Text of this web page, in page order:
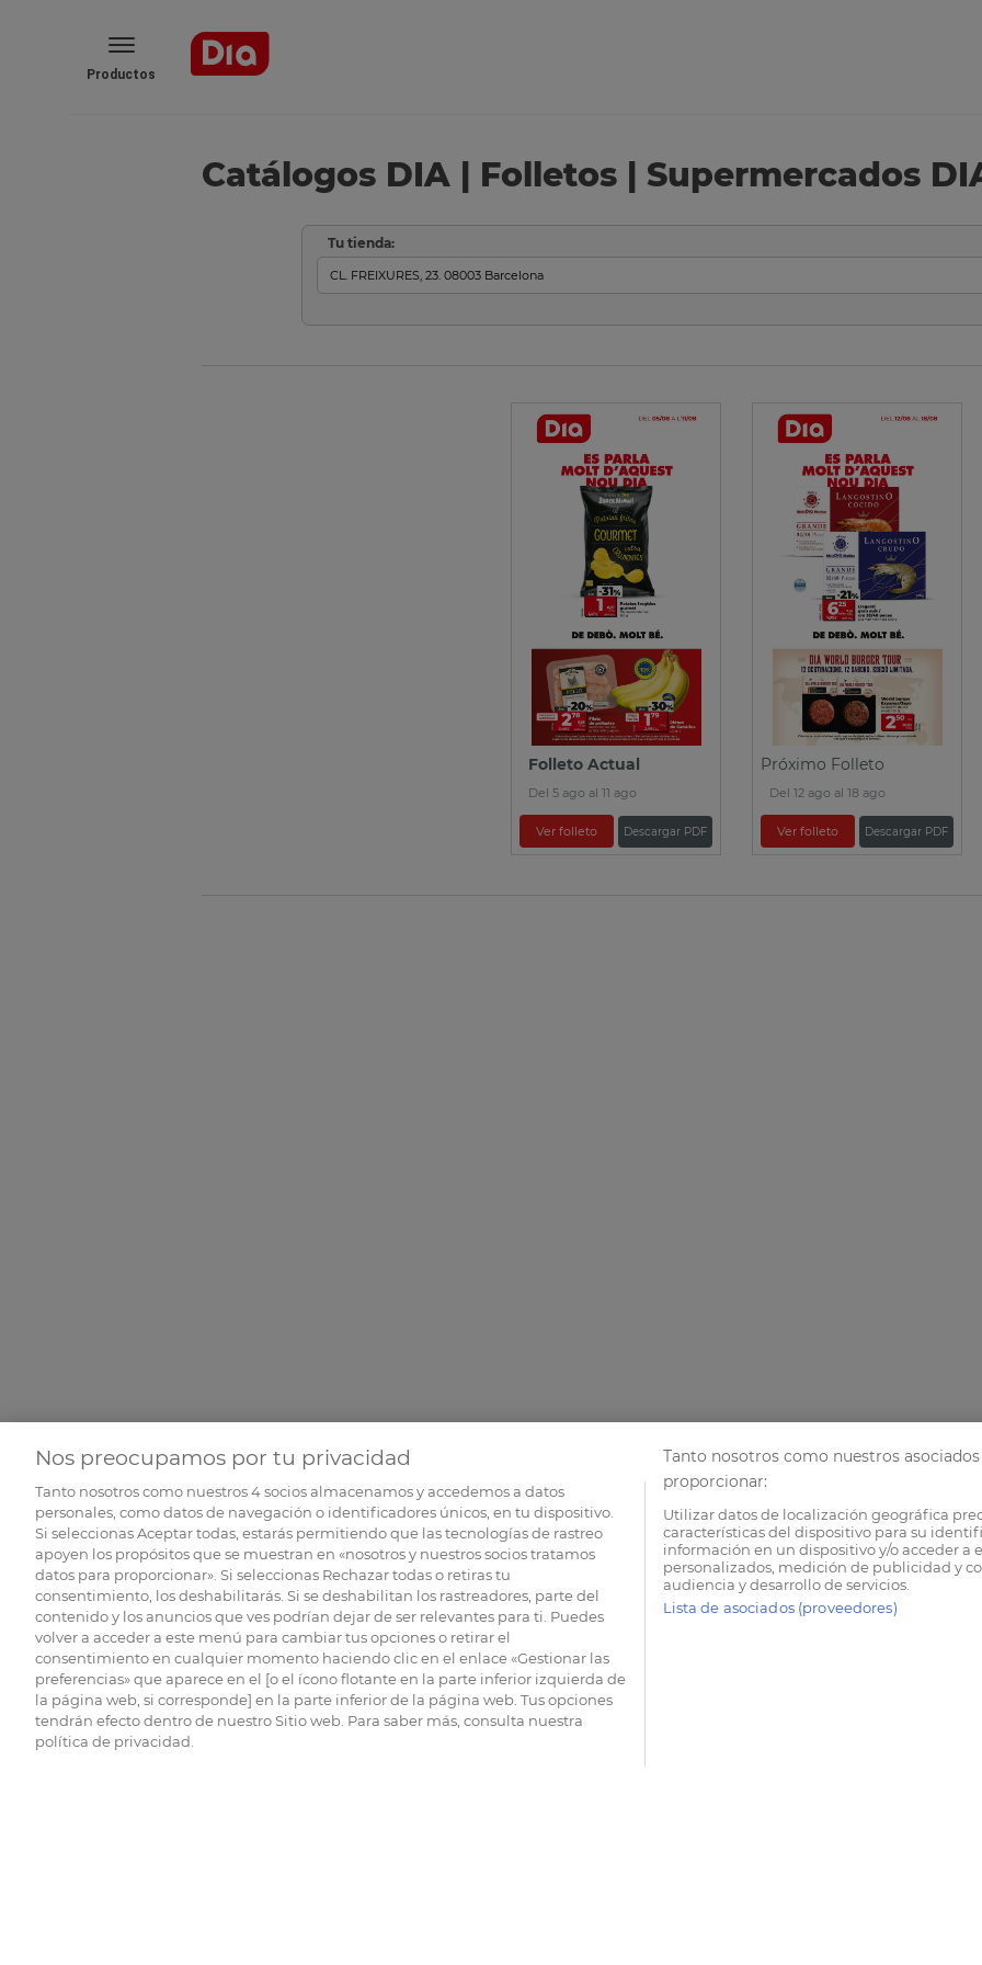
Productos
Catálogos DIA | Folletos | Supermercados
Tu tienda:
Folleto Actual
Del 5 ago al 11 ago
Ver folleto Descargar PDF
Próximo Folleto
Del 12 ago al 18 ago
Ver folleto Descargar PDF
Nos preocupamos por tu privacidad
Tanto nosotros como nuestros4socios almacenamos y accedemos a datos
personales, como datos de navegación o identificadores únicos, en tu dispositivo.
Si seleccionas Aceptar todas, estarás permitiendo que las tecnologías de rastreo
apoyen los propósitos que se muestran en «nosotros y nuestros socios tratamos
datos para proporcionar». Si seleccionas Rechazar todas o retiras tu
consentimiento, los deshabilitarás. Si se deshabilitan los rastreadores, parte del
contenido y los anuncios que ves podrían dejar de ser relevantes para ti. Puedes
volver a acceder a este menú para cambiar tus opciones o retirar el
consentimiento en cualquier momento haciendo clic en el enlace «Gestionar las
preferencias» que aparece en el [o el ícono flotante en la parte inferior izquierda de
la página web, si corresponde] en la parte inferior de la página web. Tus opciones
tendrán efecto dentro de nuestro Sitio web. Para saber más, consulta nuestra
política de privacidad.
Tanto nosotros como nuestros
proporcionar:
Utilizar datos de localización geográfica
características del dispositivo para su
información en un dispositivo y/o acceder a
personalizados, medición de publicidad y
audiencia y desarrollo de servicios.
Lista de asociados (proveedores)